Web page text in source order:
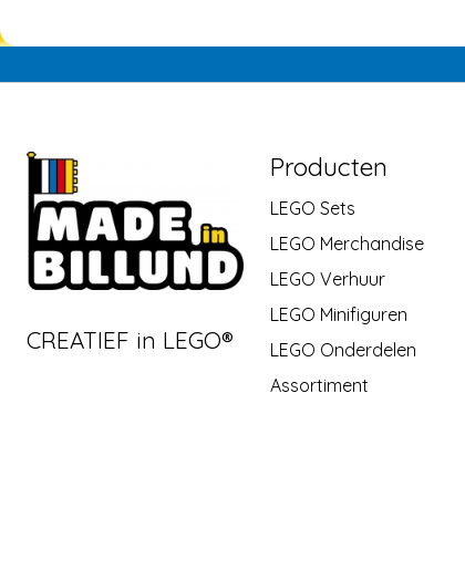
CREATIEF in LEGO®
Producten
LEGO Sets
LEGO Merchandise
LEGO Verhuur
LEGO Minifiguren
LEGO Onderdelen
Assortiment